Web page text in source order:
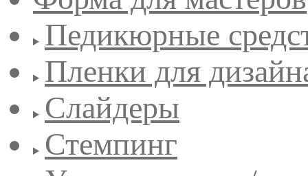
Педикюрные
Пленки для
Слайдеры
Стемпинг